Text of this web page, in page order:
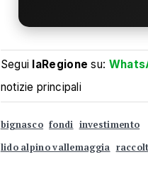
Segui laRegione su:
notizie principali
bignasco fondi investimento
lido alpino vallemaggia